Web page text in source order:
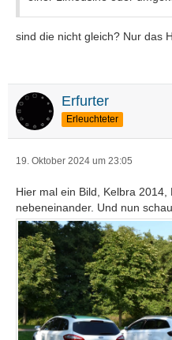
sind die nicht gleich? Nur das
Erfurter
Erleuchteter
19. Oktober 2024 um 23:05
Hier mal ein Bild, Kelbra
nebeneinander. Und nun